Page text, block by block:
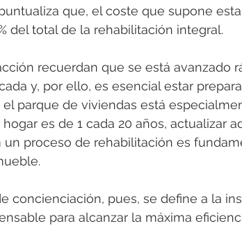
que, el coste que supone
del total de la rehabilitación integral.
recuerdan que se está avanzado
y, por ello, es esencial estar
el parque de viviendas está
es de 1 cada 20 años, actualizar
proceso de rehabilitación es
concienciación, pues, se define a la
para alcanzar la máxima